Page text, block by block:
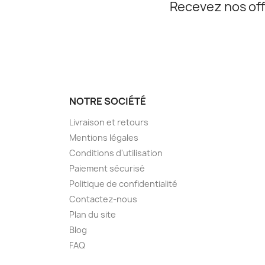
Recevez nos
NOTRE SOCIÉTÉ
Livraison et retours
Mentions légales
Conditions d'utilisation
Paiement sécurisé
Politique de confidentialité
Contactez-nous
Plan du site
Blog
FAQ